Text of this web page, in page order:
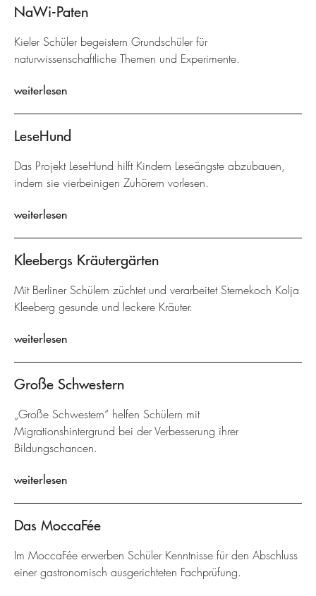
NaWi-Paten
Kieler Schüler begeistern Grundschüler für
naturwissenschaftliche Themen und Experimente.
weiterlesen
LeseHund
Das Projekt LeseHund hilft Kindern Leseängste abzubauen,
indem sie vierbeinigen Zuhörern vorlesen.
weiterlesen
Kleebergs Kräutergärten
Mit Berliner Schülern züchtet und verarbeitet Sternekoch Kolja
Kleeberg gesunde und leckere Kräuter.
weiterlesen
Große Schwestern
„Große Schwestern“ helfen Schülern mit
Migrationshintergrund bei der Verbesserung ihrer
Bildungschancen.
weiterlesen
Das MoccaFée
Im MoccaFée erwerben Schüler Kenntnisse für den Abschluss
einer gastronomisch ausgerichteten Fachprüfung.